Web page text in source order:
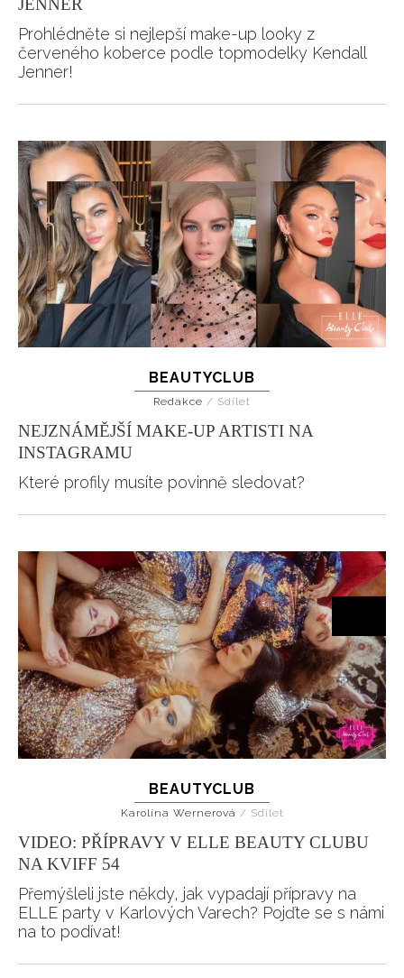
INFORMACE
REDAKCE
Prohlédněte si nejlepší make-up looky z
červeného koberce podle topmodelky Kendall
Jenner!
BEAUTYCLUB
Redakce / Sdílet
NEJZNÁMĚJŠÍ MAKE-UP ARTISTI NA
INSTAGRAMU
Které profily musíte povinně sledovat?
BEAUTYCLUB
Karolína Wernerová / Sdílet
VIDEO: PŘÍPRAVY V ELLE BEAUTY CLUBU
NA KVIFF 54
Přemýšleli jste někdy, jak vypadají přípravy na
ELLE party v Karlových Varech? Pojďte se s námi
na to podívat!